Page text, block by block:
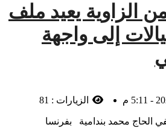
الزاوية يعيد ملف
إلى واجهة
الزيارات : 81
محمد بندامية بفرنسا